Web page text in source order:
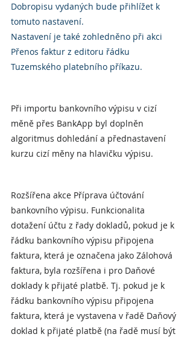
Dobropisu vydaných bude přihlížet k
tomuto nastavení.
Nastavení je také zohledněno při akci
Přenos faktur z editoru řádku
Tuzemského platebního příkazu.
Při importu bankovního výpisu v cizí
měně přes BankApp byl doplněn
algoritmus dohledání a přednastavení
kurzu cizí měny na hlavičku výpisu.
Rozšířena akce Příprava účtování
bankovního výpisu. Funkcionalita
dotažení účtu z řady dokladů, pokud je k
řádku bankovního výpisu připojena
faktura, která je označena jako Zálohová
faktura, byla rozšířena i pro Daňové
doklady k přijaté platbě. Tj. pokud je k
řádku bankovního výpisu připojena
faktura, která je vystavena v řadě Daňový
doklad k přijaté platbě (na řadě musí být